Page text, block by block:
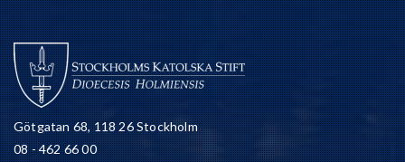
Götgatan 68, 118 26 Stockholm
08 - 462 66 00